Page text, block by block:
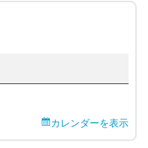
カレンダーを表示